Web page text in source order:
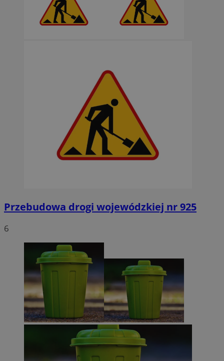
Przebudowa drogi wojewódzkiej nr 925
6